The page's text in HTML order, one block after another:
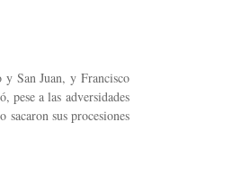
San Juan, y Francisco
pese a las adversidades
sus procesiones